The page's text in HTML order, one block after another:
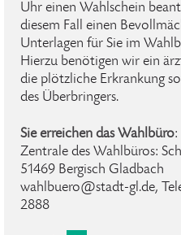
Uhr einen Wahlschein
diesem Fall einen
Unterlagen für Sie im
Hierzu benötigen wir ein
die plötzliche Erkrankung
des Überbringers.
Sie erreichen das Wahlbüro:
Zentrale des Wahlbüros:
51469 Bergisch Gladbach
wahlbuero@stadt-gl.de,
2888